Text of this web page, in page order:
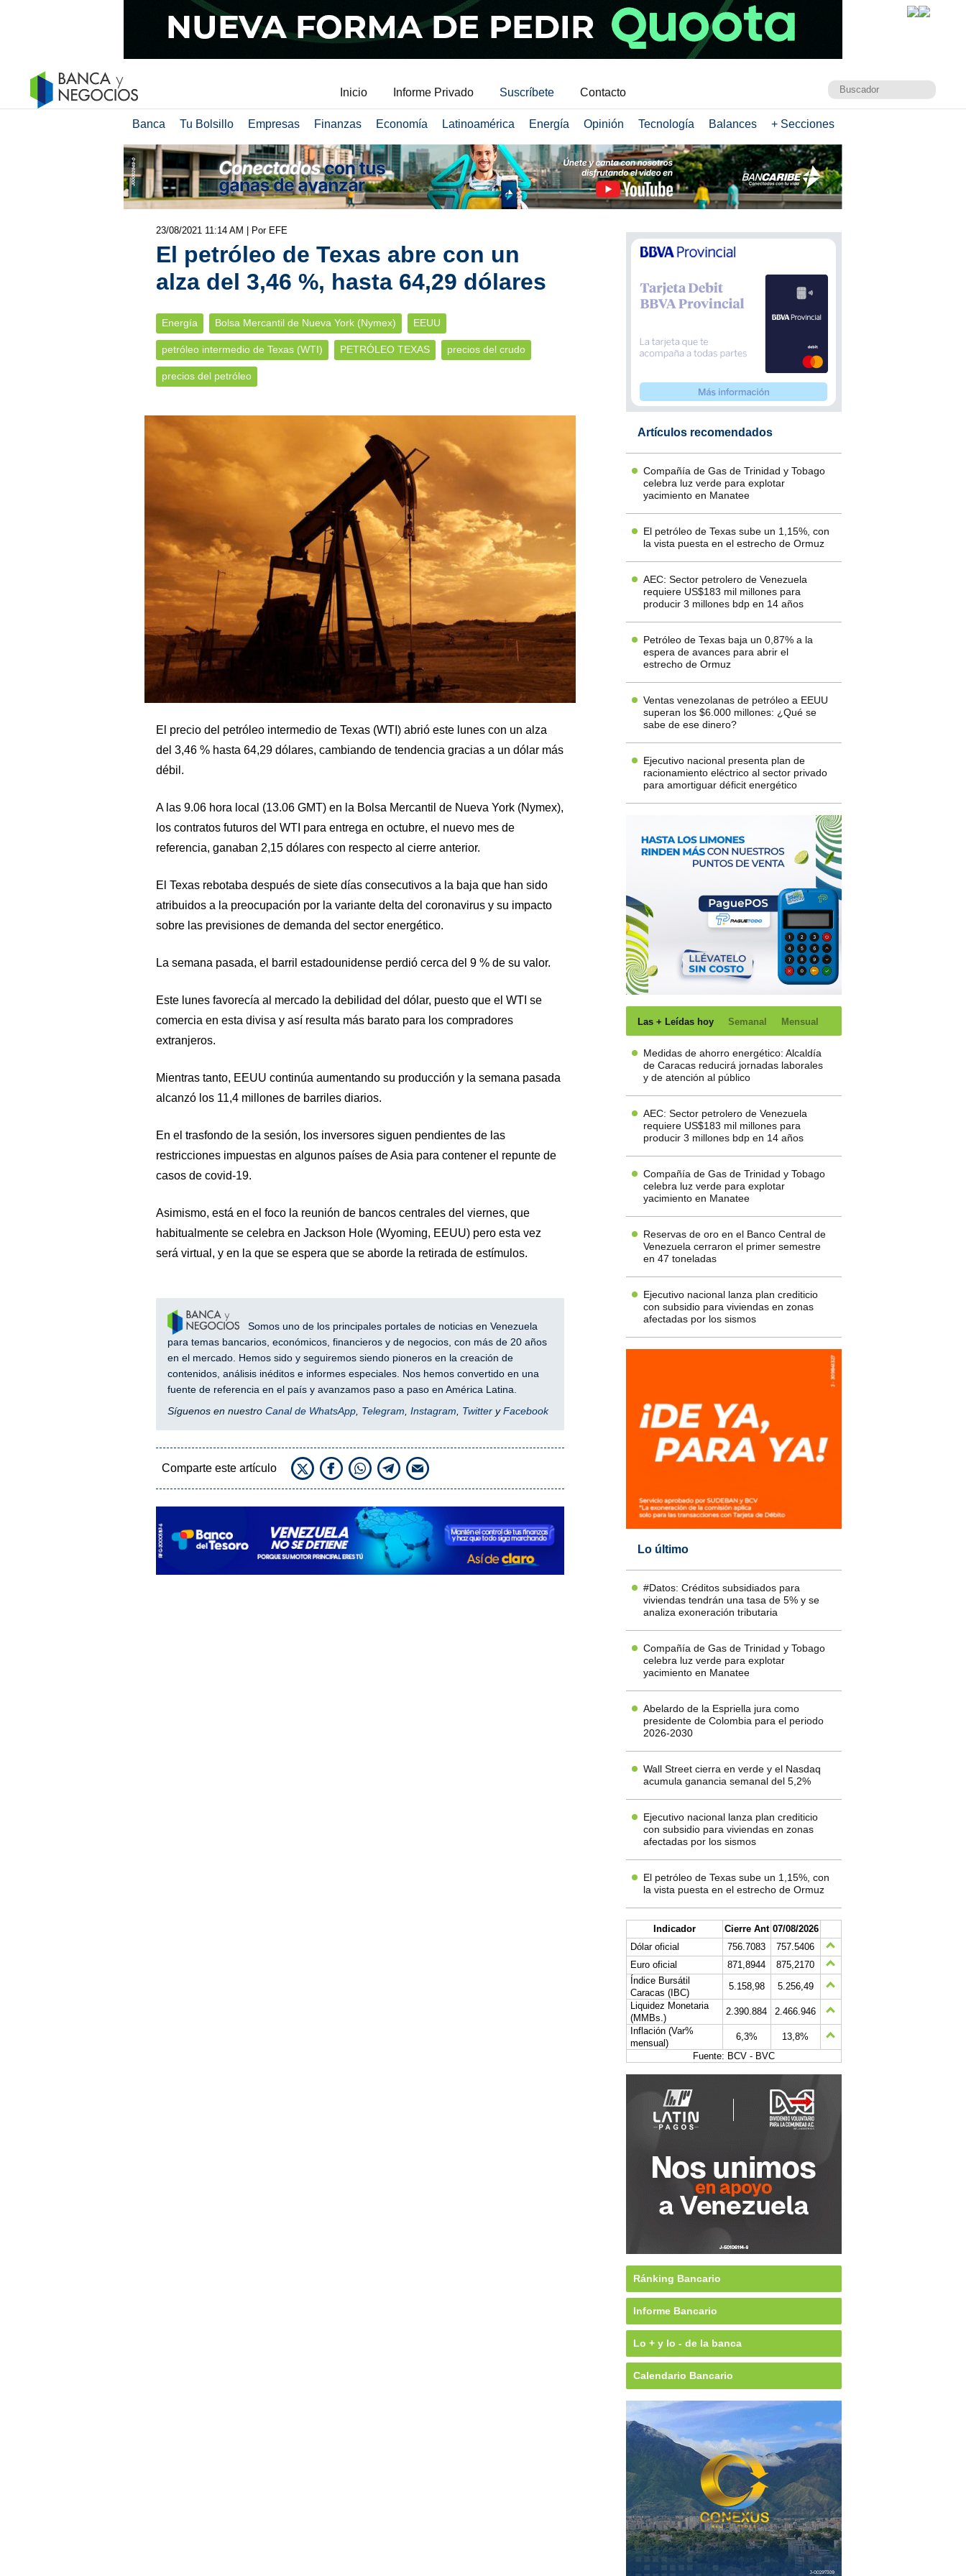
Inicio Informe Privado Suscríbete Contacto
Banca Tu Bolsillo Empresas Finanzas Economía Latinoamérica Energía Opinión Tecnología Balances + Secciones
23/08/2021 11:14 AM | Por EFE
El petróleo de Texas abre con un
alza del 3,46 %, hasta 64,29 dólares
Energía Bolsa Mercantil de Nueva York (Nymex) EEUU
petróleo intermedio de Texas (WTI) PETRÓLEO TEXAS precios del crudo
precios del petróleo
El precio del petróleo intermedio de Texas (WTI) abrió este lunes con un alza
del 3,46 % hasta 64,29 dólares, cambiando de tendencia gracias a un dólar más
débil.
A las 9.06 hora local (13.06 GMT) en la Bolsa Mercantil de Nueva York (Nymex),
los contratos futuros del WTI para entrega en octubre, el nuevo mes de
referencia, ganaban 2,15 dólares con respecto al cierre anterior.
El Texas rebotaba después de siete días consecutivos a la baja que han sido
atribuidos a la preocupación por la variante delta del coronavirus y su impacto
sobre las previsiones de demanda del sector energético.
La semana pasada, el barril estadounidense perdió cerca del 9 % de su valor.
Este lunes favorecía al mercado la debilidad del dólar, puesto que el WTI se
comercia en esta divisa y así resulta más barato para los compradores
extranjeros.
Mientras tanto, EEUU continúa aumentando su producción y la semana pasada
alcanzó los 11,4 millones de barriles diarios.
En el trasfondo de la sesión, los inversores siguen pendientes de las
restricciones impuestas en algunos países de Asia para contener el repunte de
casos de covid-19.
Asimismo, está en el foco la reunión de bancos centrales del viernes, que
habitualmente se celebra en Jackson Hole (Wyoming, EEUU) pero esta vez
será virtual, y en la que se espera que se aborde la retirada de estímulos.
Somos uno de los principales portales de noticias en Venezuela
para temas bancarios, económicos, financieros y de negocios, con más de 20 años
en el mercado. Hemos sido y seguiremos siendo pioneros en la creación de
contenidos, análisis inéditos e informes especiales. Nos hemos convertido en una
fuente de referencia en el país y avanzamos paso a paso en América Latina.
Síguenos en nuestro Canal de WhatsApp, Telegram, Instagram, TwitteryFacebook
Comparte este artículo
Artículos recomendados
Compañía de Gas de Trinidad y Tobago
celebra luz verde para explotar
yacimiento en Manatee
El petróleo de Texas sube un 1,15%, con
la vista puesta en el estrecho de Ormuz
AEC: Sector petrolero de Venezuela
requiere US$183 mil millones para
producir 3 millones bdp en 14 años
Petróleo de Texas baja un 0,87% a la
espera de avances para abrir el
estrecho de Ormuz
Ventas venezolanas de petróleo a EEUU
superan los $6.000 millones: ¿Qué se
sabe de ese dinero?
Ejecutivo nacional presenta plan de
racionamiento eléctrico al sector privado
para amortiguar déficit energético
Las + Leídas hoy Semanal Mensual
Medidas de ahorro energético: Alcaldía
de Caracas reducirá jornadas laborales
y de atención al público
AEC: Sector petrolero de Venezuela
requiere US$183 mil millones para
producir 3 millones bdp en 14 años
Compañía de Gas de Trinidad y Tobago
celebra luz verde para explotar
yacimiento en Manatee
Reservas de oro en el Banco Central de
Venezuela cerraron el primer semestre
en 47 toneladas
Ejecutivo nacional lanza plan crediticio
con subsidio para viviendas en zonas
afectadas por los sismos
Lo último
#Datos: Créditos subsidiados para
viviendas tendrán una tasa de 5% y se
analiza exoneración tributaria
Compañía de Gas de Trinidad y Tobago
celebra luz verde para explotar
yacimiento en Manatee
Abelardo de la Espriella jura como
presidente de Colombia para el periodo
2026-2030
Wall Street cierra en verde y el Nasdaq
acumula ganancia semanal del 5,2%
Ejecutivo nacional lanza plan crediticio
con subsidio para viviendas en zonas
afectadas por los sismos
El petróleo de Texas sube un 1,15%, con
la vista puesta en el estrecho de Ormuz
Indicador Cierre Ant 07/08/2026
Dólar oficial
756.7083
757.5406
Euro oficial
871,8944
875,2170
Índice Bursátil
Caracas (IBC)
5.158,98
5.256,49
Liquidez Monetaria
(MMBs.)
2.390.884
2.466.946
Inflación (Var%
mensual)
6,3%
13,8%
Fuente: BCV - BVC
Ránking Bancario
Informe Bancario
Lo + y lo - de la banca
Calendario Bancario